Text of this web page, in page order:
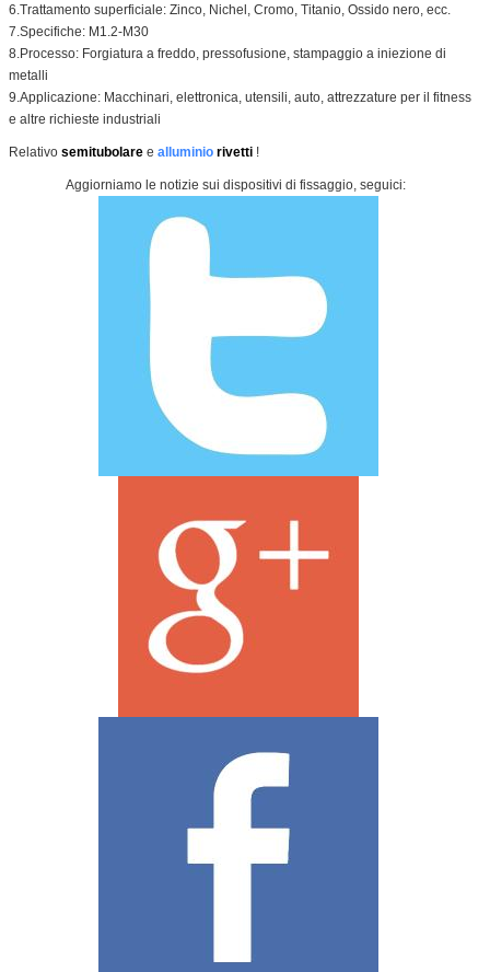
6.Trattamento superficiale: Zinco, Nichel, Cromo, Titanio, Ossido nero, ecc.
7.Specifiche: M1.2-M30
8.Processo: Forgiatura a freddo, pressofusione, stampaggio a iniezione di
metalli
9.Applicazione: Macchinari, elettronica, utensili, auto, attrezzature per il fitness
e altre richieste industriali
Relativo semitubolare e alluminio rivetti !
Aggiorniamo le notizie sui dispositivi di fissaggio, seguici: